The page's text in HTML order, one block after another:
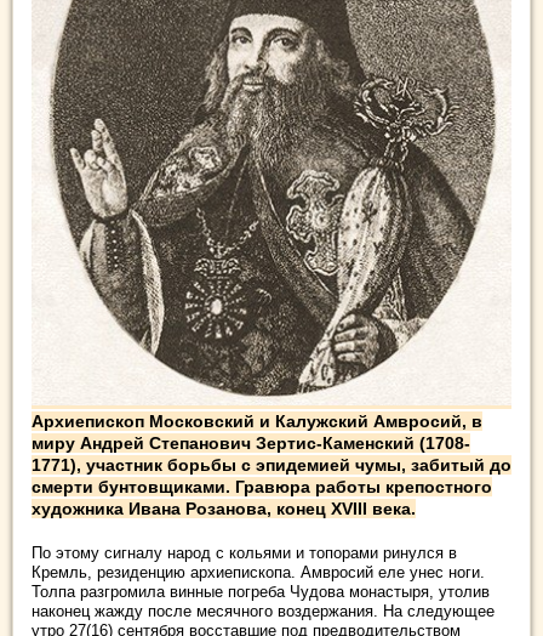
Архиепископ Московский и Калужский Амвросий, в
миру Андрей Степанович Зертис-Каменский (1708-
1771), участник борьбы с эпидемией чумы, забитый до
смерти бунтовщиками. Гравюра работы крепостного
художника Ивана Розанова, конец XVIII века.
По этому сигналу народ с кольями и топорами ринулся в
Кремль, резиденцию архиепископа. Амвросий еле унес ноги.
Толпа разгромила винные погреба Чудова монастыря, утолив
наконец жажду после месячного воздержания. На следующее
утро 27(16) сентября восставшие под предводительством